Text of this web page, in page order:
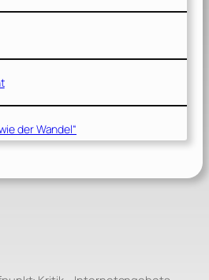
der Wandel“